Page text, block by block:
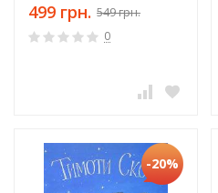
499 грн. 549 грн.
0
-20%